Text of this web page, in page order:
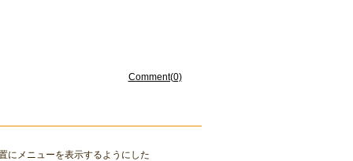
Comment(0)
にメニューを表示するようにした